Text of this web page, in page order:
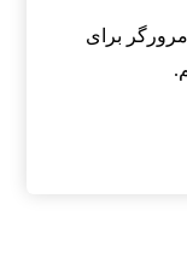
برای